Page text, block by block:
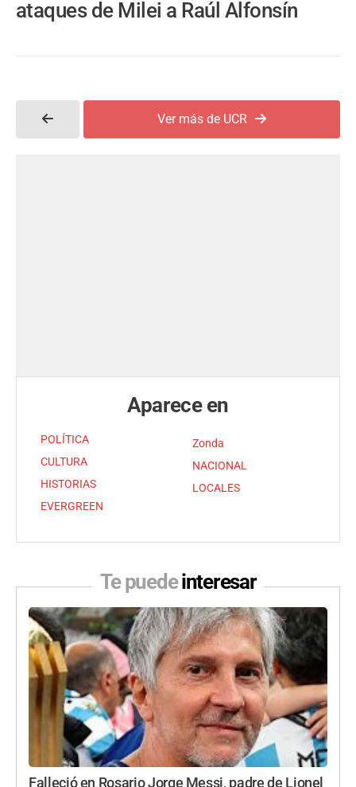
ataques de Milei a Raúl Alfonsín
Ver más de UCR
Aparece en
POLÍTICA
CULTURA
HISTORIAS
EVERGREEN
Zonda
NACIONAL
LOCALES
Te puedeinteresar
Falleció en Rosario Jorge Messi, padre de Lionel